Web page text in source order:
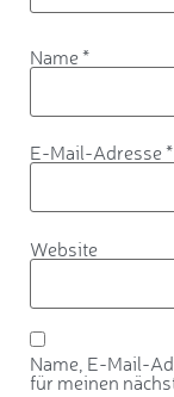
Name*
E-Mail-Adresse*
Website
Name, E-Mail-
für meinen